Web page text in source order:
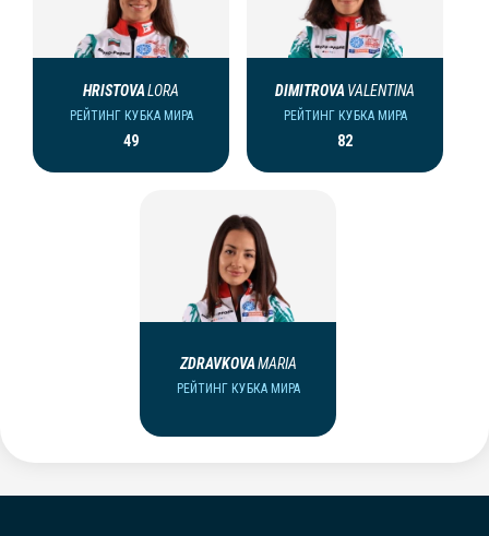
HRISTOVALORA
РЕЙТИНГ КУБКА МИРА
49
DIMITROVA VALENTINA
РЕЙТИНГ КУБКА МИРА
82
ZDRAVKOVAMARIA
РЕЙТИНГ КУБКА МИРА